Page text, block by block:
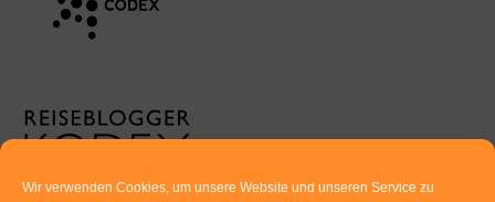
Wir verwenden Cookies, um unsere Website und unseren Service zu